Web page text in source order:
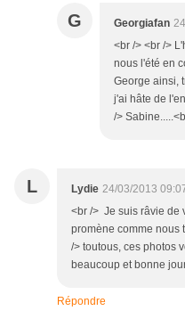
G Georgiafan
<br /> <br />
nous l'été en
George ainsi,
j'ai hâte de
/>
L Lydie 24/03/2013
<br /> Je suis râvie de
promène comme nous
/> toutous, ces photos
beaucoup et bonne
Répondre